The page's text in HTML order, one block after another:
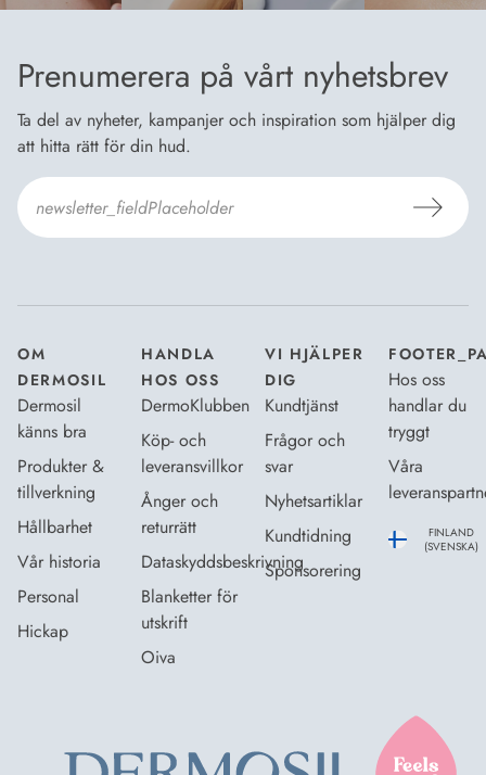
Prenumerera på vårt nyhetsbrev
Ta del av nyheter, kampanjer och inspiration som hjälper dig
att hitta rätt för din hud.
OM
DERMOSIL
Dermosil
känns bra
Produkter &
tillverkning
Hållbarhet
Vår historia
Personal
Hickap
HANDLA
HOS OSS
DermoKlubben
Köp- och
leveransvillkor
Ånger och
returrätt
Dataskyddsbeskrivning
Blanketter för
utskrift
Oiva
VI HJÄLPER
DIG
Kundtjänst
Frågor och
svar
Nyhetsartiklar
Kundtidning
Sponsorering
Hos oss
handlar du
tryggt
Våra
FINLAND
(SVENSKA)